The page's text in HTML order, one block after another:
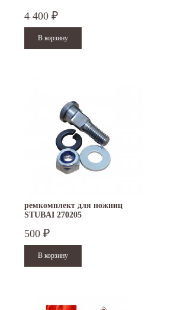
4 400 ₽
ремкомплект для ножниц
STUBAI 270205
500 ₽